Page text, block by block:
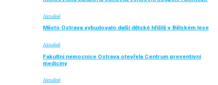
Aktuálně
Město Ostrava vybudovalo další dětské hřiště v Bělském lese
Aktuálně
Fakultní nemocnice Ostrava otevřela Centrum preventivní
medicíny
Aktuálně